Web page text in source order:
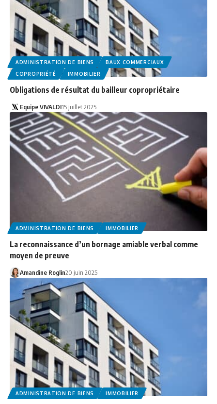
ADMINISTRATION DE BIENS
BAUX COMMERCIAUX
COPROPRIÉTÉ
IMMOBILIER
Obligations de résultat du bailleur copropriétaire
Equipe VIVALDI15 juillet 2025
ADMINISTRATION DE BIENS IMMOBILIER
La reconnaissance d’un bornage amiable verbal comme
moyen de preuve
Amandine Roglin20 juin 2025
ADMINISTRATION DE BIENS IMMOBILIER